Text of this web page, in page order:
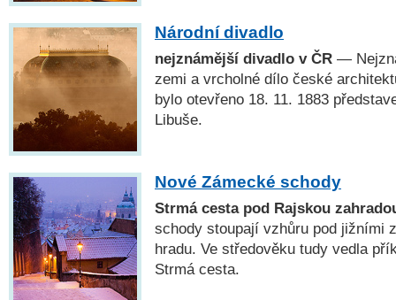
Národní divadlo
nejznámější divadlo v ČR —
zemi a vrcholné dílo české
bylo otevřeno 18. 11. 1883
Libuše.
Nové Zámecké schody
Strmá cesta pod Rajskou
schody stoupají vzhůru pod jižními
hradu. Ve středověku tudy vedla
Strmá cesta.